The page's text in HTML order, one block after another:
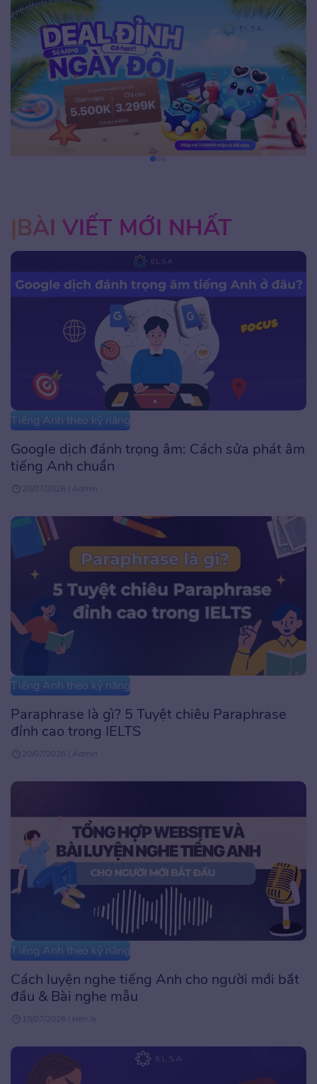
áp […]
BÀI VIẾT MỚI NHẤT
Tiếng Anh theo kỹ năng
Google dịch đánh trọng âm: Cách sửa phát âm
tiếng Anh chuẩn
20/07/2026 | Admin
Tiếng Anh theo kỹ năng
Paraphrase là gì? 5 Tuyệt chiêu Paraphrase
đỉnh cao trong IELTS
20/07/2026 | Admin
Tiếng Anh theo kỹ năng
Cách luyện nghe tiếng Anh cho người mới bắt
đầu & Bài nghe mẫu
19/07/2026 | kien.le